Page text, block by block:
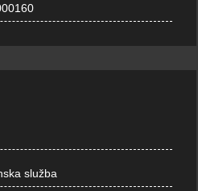
služba